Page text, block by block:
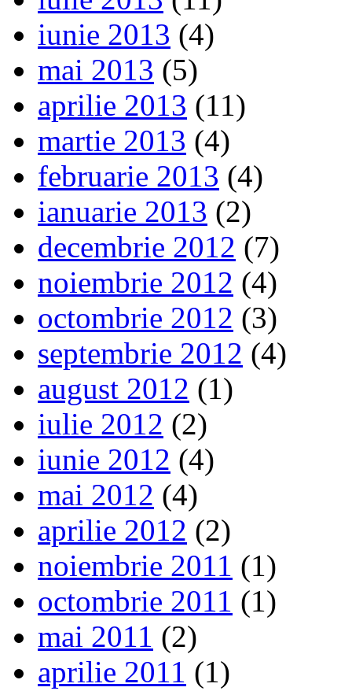
iunie 2013 (4)
mai 2013 (5)
aprilie 2013 (11)
martie 2013 (4)
februarie 2013 (4)
ianuarie 2013 (2)
decembrie 2012 (7)
noiembrie 2012 (4)
octombrie 2012 (3)
septembrie 2012 (4)
august 2012 (1)
iulie 2012 (2)
iunie 2012 (4)
mai 2012 (4)
aprilie 2012 (2)
noiembrie 2011 (1)
octombrie 2011 (1)
mai 2011 (2)
aprilie 2011 (1)